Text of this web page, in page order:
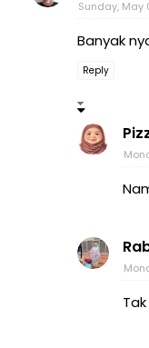
Sunday, May
Banyak
Reply